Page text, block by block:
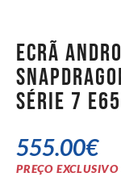
Ecrã
Série 7
555.00€
PREÇO